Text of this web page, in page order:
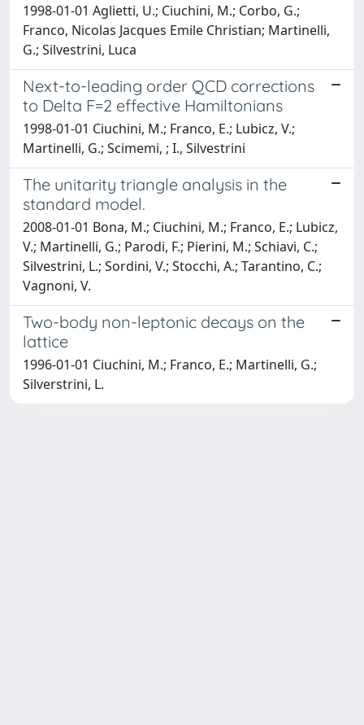
1998-01-01 Aglietti, U.; Ciuchini, M.; Corbo, G.;
Franco, Nicolas Jacques Emile Christian; Martinelli,
G.; Silvestrini, Luca
Next-to-leading order QCD corrections
to Delta F=2 effective Hamiltonians
1998-01-01 Ciuchini, M.; Franco, E.; Lubicz, V.;
Martinelli, G.; Scimemi, ; I., Silvestrini
The unitarity triangle analysis in the
standard model.
2008-01-01 Bona, M.; Ciuchini, M.; Franco, E.; Lubicz,
V.; Martinelli, G.; Parodi, F.; Pierini, M.; Schiavi, C.;
Silvestrini, L.; Sordini, V.; Stocchi, A.; Tarantino, C.;
Vagnoni, V.
Two-body non-leptonic decays on the
lattice
1996-01-01 Ciuchini, M.; Franco, E.; Martinelli, G.;
Silverstrini, L.